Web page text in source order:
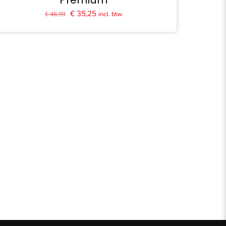
€46,99 Oorspronkelijke
€ 35,25Huidige
incl. btw